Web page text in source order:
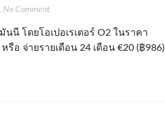
No Comment
นนี โดยโอเปอเรเตอร์ O2 ในราคา
หรือ จ่ายรายเดือน 24 เดือน €20 (฿986)